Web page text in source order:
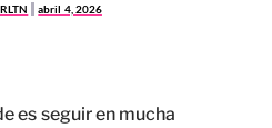
abril 4, 2026
es seguir en mucha